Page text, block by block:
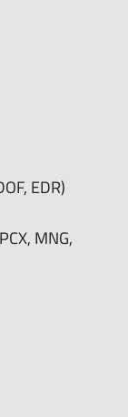
EDR)
MNG,